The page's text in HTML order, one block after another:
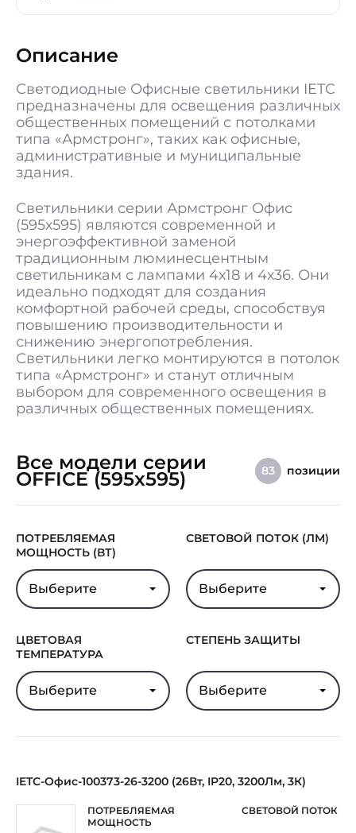
Длина
Высота / Глубина
Масса
2,8 кг
В реестре
Минпромторга
Да
Гарантия 5 лет
Описание
Светодиодные Офисные светильники IETC
предназначены для освещения различных
общественных помещений с потолками
типа «Армстронг», таких как офисные,
административные и муниципальные
здания.
Светильники серии Армстронг Офис
(595х595) являются современной и
энергоэффективной заменой
традиционным люминесцентным
светильникам с лампами 4х18 и 4х36. Они
идеально подходят для создания
комфортной рабочей среды, способствуя
повышению производительности и
снижению энергопотребления.
Светильники легко монтируются в потолок
типа «Армстронг» и станут отличным
выбором для современного освещения в
различных общественных помещениях.
Все модели серии
OFFICE (595x595) 83 позиции
ПОТРЕБЛЯЕМАЯ
МОЩНОСТЬ (ВТ)
Выберите
СВЕТОВОЙ ПОТОК (ЛМ)
Выберите
ЦВЕТОВАЯ
ТЕМПЕРАТУРА
Выберите
СТЕПЕНЬ ЗАЩИТЫ
Выберите
IETC-Офис-100373-26-3200 (26Вт, IP20, 3200Лм, 3К)